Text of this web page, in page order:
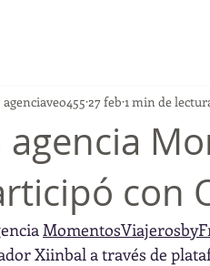
agencia
con
agenciaveo455 27 feb 1 min de
Xiinbal a través de